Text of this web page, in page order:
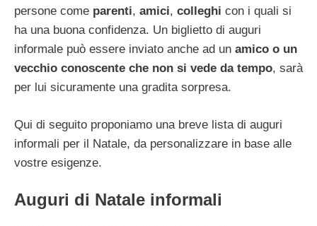
persone come parenti, amici, colleghi con i quali si
ha una buona confidenza. Un biglietto di auguri
informale può essere inviato anche ad un amico o un
vecchio conoscente che non si vede da tempo, sarà
per lui sicuramente una gradita sorpresa.
Qui di seguito proponiamo una breve lista di auguri
informali per il Natale, da personalizzare in base alle
vostre esigenze.
Auguri di Natale informali